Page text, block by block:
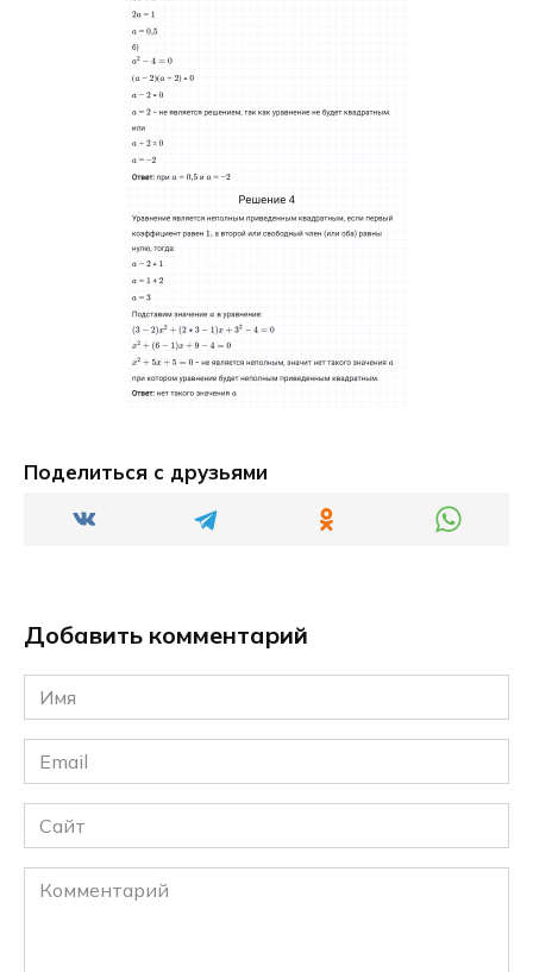
Поделиться с друзьями
Добавить комментарий
Имя
*
Email
*
Сайт
Комментарий